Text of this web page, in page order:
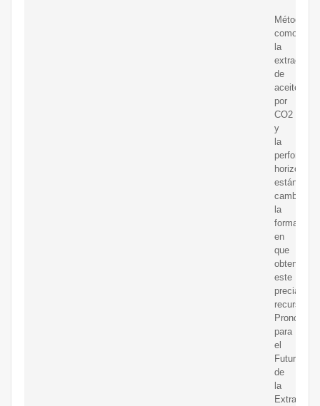
Métodos
como
la
extracción
de
por
CO2
y
la
perforación
horizontal
están
cambiando
la
forma
en
que
obtenemos
este
preciado
recurso.
para
el
Futuro
de
la
Extracción